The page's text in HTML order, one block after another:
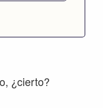
¿cierto?